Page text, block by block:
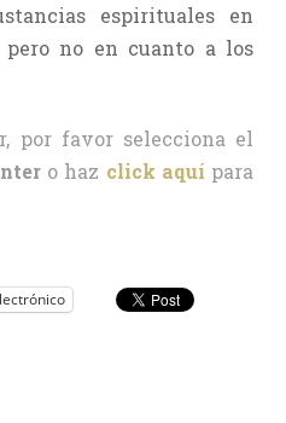
espirituales en
pero no en cuanto a los
por favor selecciona el
o haz click aquí para